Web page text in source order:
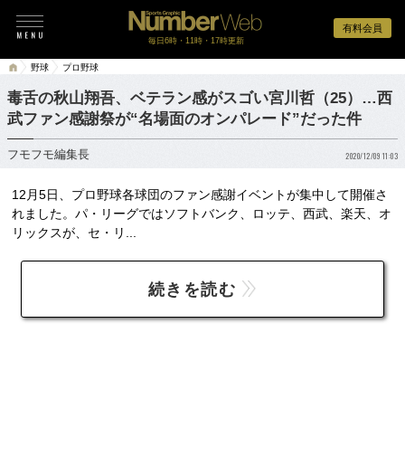
有料会員
毎日6時・11時・17時更新
野球 プロ野球
毒舌の秋山翔吾、ベテラン感がスゴい宮川哲（25）…西
武ファン感謝祭が“名場面のオンパレード”だった件
フモフモ編集長 2020/12/09 11:03
12月5日、プロ野球各球団のファン感謝イベントが集中して開催さ
れました。パ・リーグではソフトバンク、ロッテ、西武、楽天、オ
リックスが、セ・リ...
続きを読む